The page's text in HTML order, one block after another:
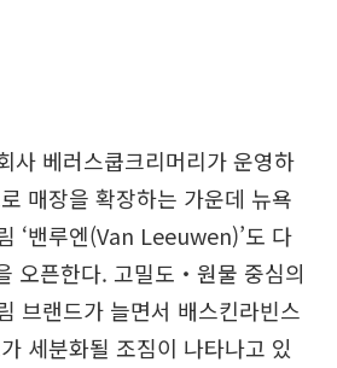
사 베러스쿱크리머리가 운영하
매장을 확장하는 가운데 뉴욕
‘밴루엔(Van Leeuwen)’도 다
오픈한다. 고밀도‧원물 중심의
브랜드가 늘면서 배스킨라빈스
세분화될 조짐이 나타나고 있